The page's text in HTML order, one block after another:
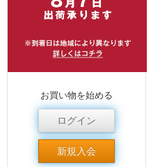
お買い物を始める
ログイン
新規入会